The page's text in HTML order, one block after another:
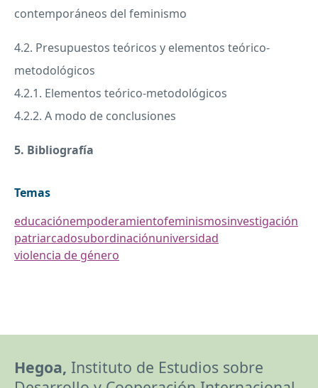
contemporáneos del feminismo
4.2. Presupuestos teóricos y elementos teórico-
metodológicos
4.2.1. Elementos teórico-metodológicos
4.2.2. A modo de conclusiones
5. Bibliografía
Temas
educaciónempoderamientofeminismosinvestigación
patriarcadosubordinaciónuniversidad
violencia de género
Hegoa, Instituto de Estudios sobre